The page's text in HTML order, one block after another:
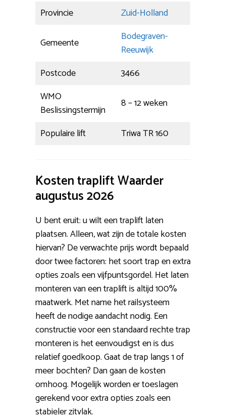
Provincie
Zuid-Holland
Gemeente
Bodegraven-
Reeuwijk
Postcode
3466
WMO
Beslissingstermijn
8 – 12 weken
Populaire lift
Triwa TR 160
Kosten traplift Waarder
augustus 2026
U bent eruit: u wilt een traplift laten
plaatsen. Alleen, wat zijn de totale kosten
hiervan? De verwachte prijs wordt bepaald
door twee factoren: het soort trap en extra
opties zoals een vijfpuntsgordel. Het laten
monteren van een traplift is altijd 100%
maatwerk. Met name het railsysteem
heeft de nodige aandacht nodig. Een
constructie voor een standaard rechte trap
monteren is het eenvoudigst en is dus
relatief goedkoop. Gaat de trap langs 1 of
meer bochten? Dan gaan de kosten
omhoog. Mogelijk worden er toeslagen
gerekend voor extra opties zoals een
stabieler zitvlak.